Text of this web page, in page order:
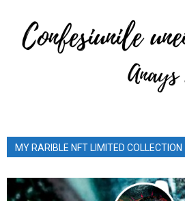
MY RARIBLE NFT LIMITED COLLECTION